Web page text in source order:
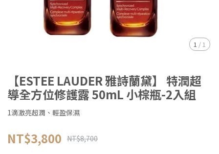
1 / 1
【ESTEE LAUDER 雅詩蘭黛】 特潤超
導全方位修護露 50mL 小棕瓶-2入組
1滴激亮超潤、輕盈保濕
NT$3,800 NT$8,700